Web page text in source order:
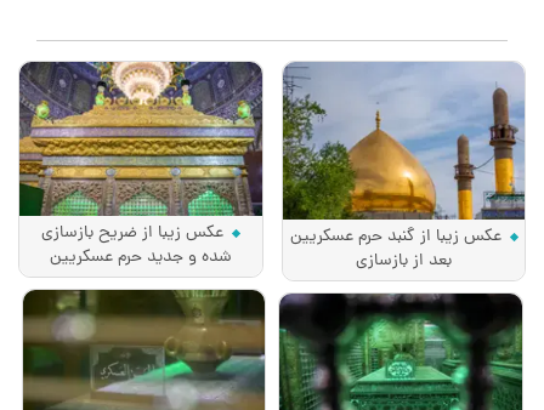
عکس زیبا از گنبد حرم عسکریین
بعد از بازسازی
عکس زیبا از ضریح بازسازی
شده و جدید حرم عسکریین